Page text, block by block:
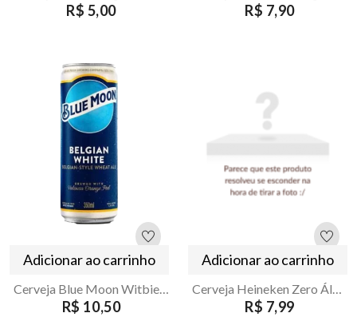
R$ 5,00 R$ 7,90
Adicionar ao carrinho
Cerveja Blue Moon Witbier 350ml
R$ 10,50
Adicionar ao carrinho
Cerveja Heineken Zero Álcool 350ml Sleek
R$ 7,99